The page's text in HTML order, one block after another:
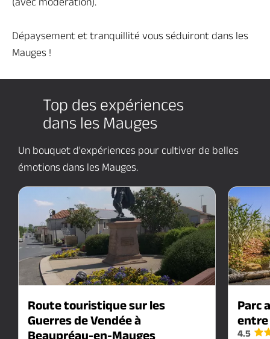
Dépaysement et tranquillité vous séduiront dans les
Mauges !
Top des expériences
dans les Mauges
Un bouquet d'expériences pour cultiver de belles
émotions dans les Mauges.
Route touristique sur les
Guerres de Vendée à
Beaupréau-en-Mauges
Parc
entre
4.5